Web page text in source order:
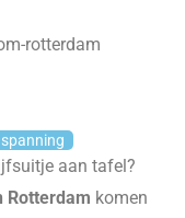
rotterdam
spanning
aan tafel?
Rotterdam komen